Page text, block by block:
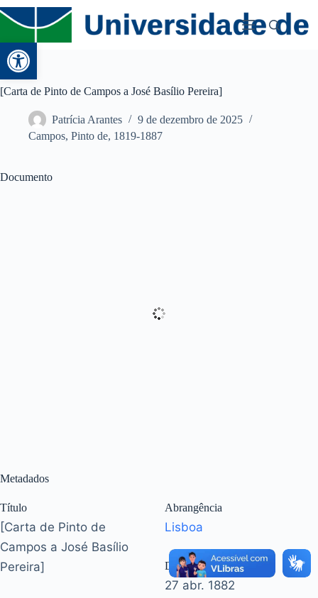
Abrir a barra de ferramentas
[Carta de Pinto de Campos a José Basílio Pereira]
Patrícia Arantes
9 de dezembro de 2025
Campos, Pinto de, 1819-1887
Documento
Metadados
Título
[Carta de Pinto de
Campos a José Basílio
Pereira]
Abrangência
Lisboa
Data(s)
27 abr. 1882